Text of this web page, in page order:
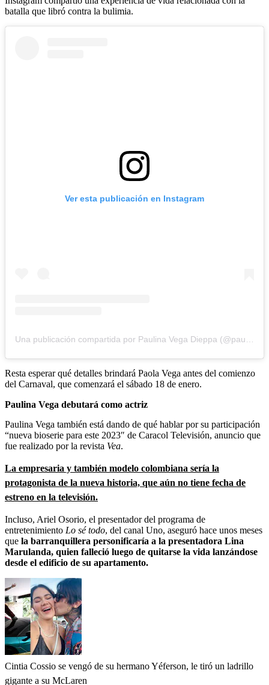
batalla que libró contra la bulimia.
Ver esta publicación en Instagram
Resta esperar qué detalles brindará Paola Vega antes del comienzo
del Carnaval, que comenzará el sábado 18 de enero.
Paulina Vega debutará como actriz
Paulina Vega también está dando de qué hablar por su participación
“nueva bioserie para este 2023″ de Caracol Televisión, anuncio que
fue realizado por la revista Vea.
La empresaria y también modelo colombiana sería la
protagonista de la nueva historia, que aún no tiene fecha de
estreno en la televisión.
Incluso, Ariel Osorio, el presentador del programa de
entretenimiento Lo sé todo, del canal Uno, aseguró hace unos meses
que la barranquillera personificaría a la presentadora Lina
Marulanda, quien falleció luego de quitarse la vida lanzándose
desde el edificio de su apartamento.
Cintia Cossio se vengó de su hermano Yéferson, le tiró un ladrillo
gigante a su McLaren